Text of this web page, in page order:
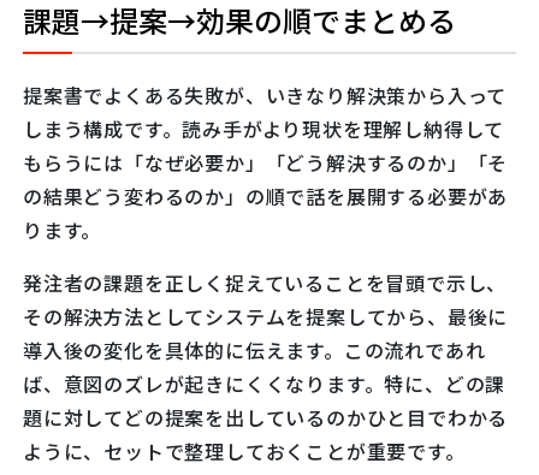
課題→提案→効果の順でまとめる
提案書でよくある失敗が、いきなり解決策から入って
しまう構成です。読み手がより現状を理解し納得して
もらうには「なぜ必要か」「どう解決するのか」「そ
の結果どう変わるのか」の順で話を展開する必要があ
ります。
発注者の課題を正しく捉えていることを冒頭で示し、
その解決方法としてシステムを提案してから、最後に
導入後の変化を具体的に伝えます。この流れであれ
ば、意図のズレが起きにくくなります。特に、どの課
題に対してどの提案を出しているのかひと目でわかる
ように、セットで整理しておくことが重要です。